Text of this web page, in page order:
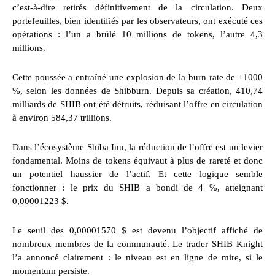
c’est-à-dire retirés définitivement de la circulation. Deux
portefeuilles, bien identifiés par les observateurs, ont exécuté ces
opérations : l’un a brûlé 10 millions de tokens, l’autre 4,3
millions.
Cette poussée a entraîné une explosion de la burn rate de +1000
%, selon les données de Shibburn. Depuis sa création, 410,74
milliards de SHIB ont été détruits, réduisant l’offre en circulation
à environ 584,37 trillions.
Dans l’écosystème Shiba Inu, la réduction de l’offre est un levier
fondamental. Moins de tokens équivaut à plus de rareté et donc
un potentiel haussier de l’actif. Et cette logique semble
fonctionner : le prix du SHIB a bondi de 4 %, atteignant
0,00001223 $.
Le seuil des 0,00001570 $ est devenu l’objectif affiché de
nombreux membres de la communauté. Le trader SHIB Knight
l’a annoncé clairement : le niveau est en ligne de mire, si le
momentum persiste.